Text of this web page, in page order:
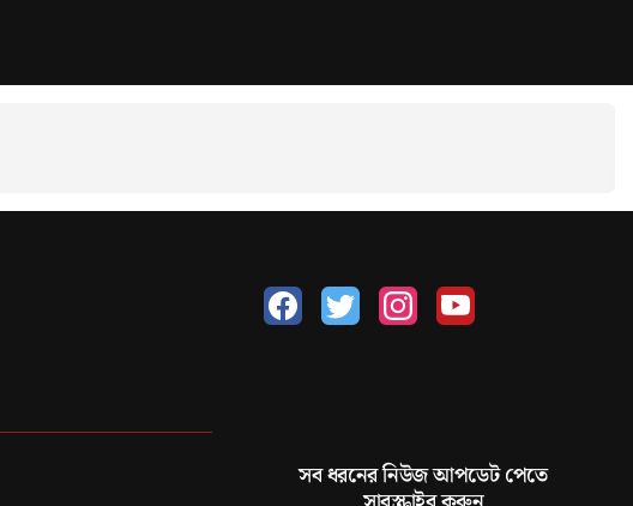
সব ধরনের নিউজ আপডেট পেতে